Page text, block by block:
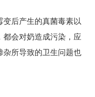
后产生的真菌毒素以
会对奶造成污染，应
所导致的卫生问题也